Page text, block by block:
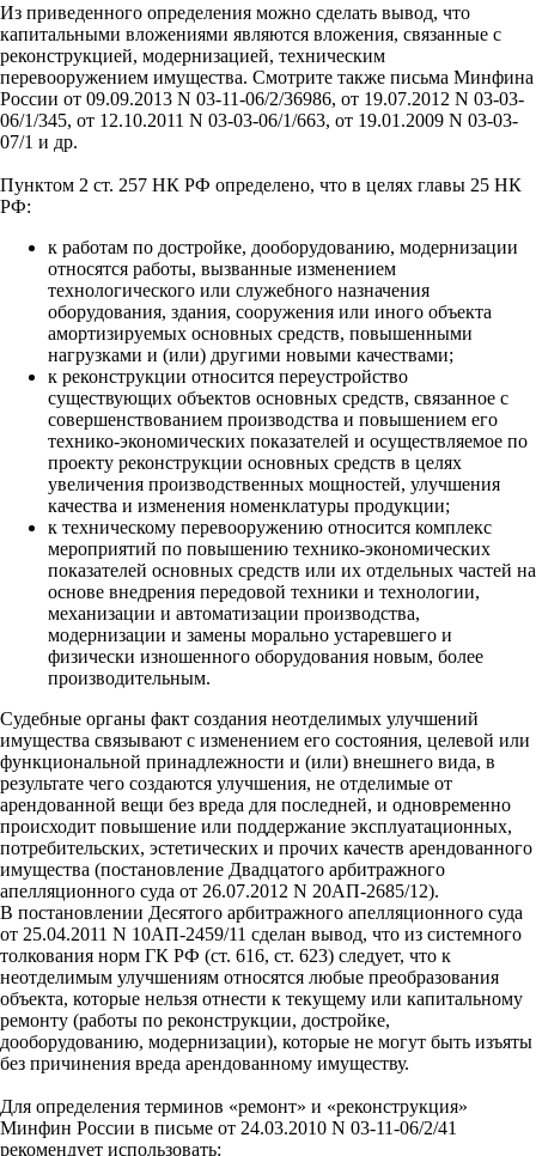
Из приведенного определения можно сделать вывод, что
капитальными вложениями являются вложения, связанные с
реконструкцией, модернизацией, техническим
перевооружением имущества. Смотрите также письма Минфина
России от 09.09.2013 N 03-11-06/2/36986, от 19.07.2012 N 03-03-
06/1/345, от 12.10.2011 N 03-03-06/1/663, от 19.01.2009 N 03-03-
07/1 и др.
Пунктом 2 ст. 257 НК РФ определено, что в целях главы 25 НК
РФ:
к работам по достройке, дооборудованию, модернизации
относятся работы, вызванные изменением
технологического или служебного назначения
оборудования, здания, сооружения или иного объекта
амортизируемых основных средств, повышенными
нагрузками и (или) другими новыми качествами;
к реконструкции относится переустройство
существующих объектов основных средств, связанное с
совершенствованием производства и повышением его
технико-экономических показателей и осуществляемое по
проекту реконструкции основных средств в целях
увеличения производственных мощностей, улучшения
качества и изменения номенклатуры продукции;
к техническому перевооружению относится комплекс
мероприятий по повышению технико-экономических
показателей основных средств или их отдельных частей на
основе внедрения передовой техники и технологии,
механизации и автоматизации производства,
модернизации и замены морально устаревшего и
физически изношенного оборудования новым, более
производительным.
Судебные органы факт создания неотделимых улучшений
имущества связывают с изменением его состояния, целевой или
функциональной принадлежности и (или) внешнего вида, в
результате чего создаются улучшения, не отделимые от
арендованной вещи без вреда для последней, и одновременно
происходит повышение или поддержание эксплуатационных,
потребительских, эстетических и прочих качеств арендованного
имущества (постановление Двадцатого арбитражного
апелляционного суда от 26.07.2012 N 20АП-2685/12).
В постановлении Десятого арбитражного апелляционного суда
от 25.04.2011 N 10АП-2459/11 сделан вывод, что из системного
толкования норм ГК РФ (ст. 616, ст. 623) следует, что к
неотделимым улучшениям относятся любые преобразования
объекта, которые нельзя отнести к текущему или капитальному
ремонту (работы по реконструкции, достройке,
дооборудованию, модернизации), которые не могут быть изъяты
без причинения вреда арендованному имуществу.
Для определения терминов «ремонт» и «реконструкция»
Минфин России в письме от 24.03.2010 N 03-11-06/2/41
рекомендует использовать: